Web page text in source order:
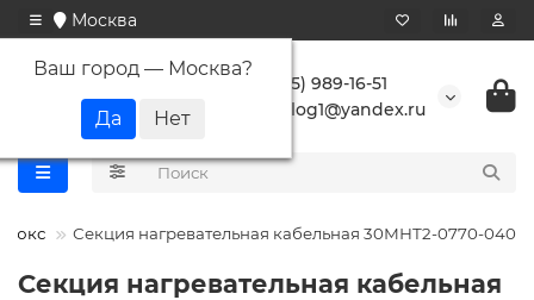
Москва
Ваш город — Москва?
+7 (495) 989-16-51
buranlog1@yandex.ru
Секция нагревательная кабельная 30МНТ2-0770-040
Секция нагревательная кабельная